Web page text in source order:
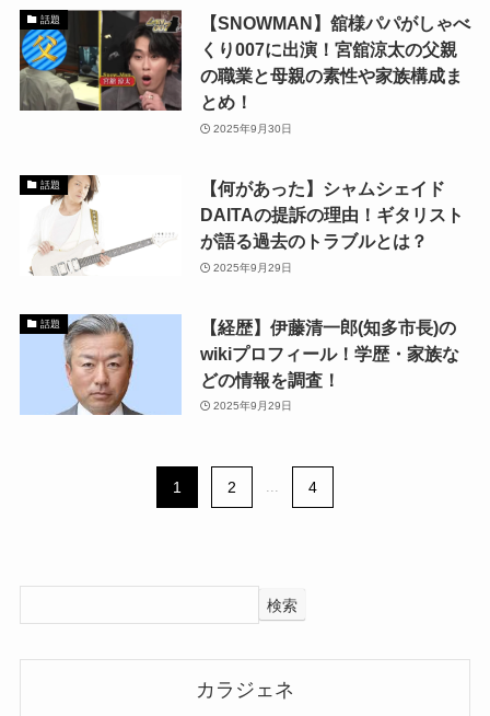
話題
【SNOWMAN】舘様パパがしゃべ
くり007に出演！宮舘涼太の父親
の職業と母親の素性や家族構成ま
とめ！
2025年9月30日
話題
【何があった】シャムシェイド
DAITAの提訴の理由！ギタリスト
が語る過去のトラブルとは？
2025年9月29日
話題
【経歴】伊藤清一郎(知多市長)の
wikiプロフィール！学歴・家族な
どの情報を調査！
2025年9月29日
1 2 ... 4
検索
カラジェネ